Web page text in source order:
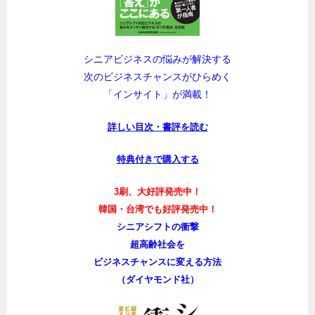
シニアビジネスの悩みが解決する
次のビジネスチャンスがひらめく
「インサイト」が満載！
詳しい目次・書評を読む
特典付きで購入する
3刷、大好評発売中！
韓国・台湾でも好評発売中！
シニアシフトの衝撃
超高齢社会を
ビジネスチャンスに変える方法
（ダイヤモンド社）